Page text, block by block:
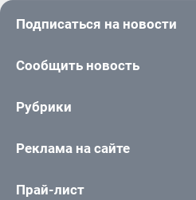
Подписаться на новости
Сообщить новость
Рубрики
Реклама на сайте
Прай-лист